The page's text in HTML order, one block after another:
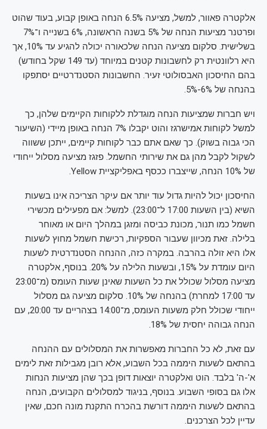
אלקטרה פאוור, למשל, מציעה 6.5% הנחה באופן קבוע, בעוד שהוט
ופרטנר מציעות הנחה של 5% בשנה הראשונה, 6% בשנייה ו־7%
בשלישית. סלקום מציעה הנחה שלכאורה יכולה להגיע עד 10%, אך
היא רלוונטית רק לחשבונות קטנים במיוחד (עד 149 שקל בחודש)
בהם החיסכון האבסולוטי זעיר. החשבונות הסטנדרטיים יסתפקו
בהנחה של 6%-5%.
ויש חברות שמציעות הנחה מוגדלת ללקוחות הקיימים שלהן, כך
למשל לקוחות אמישרגז והוט יקבלו 7% הנחה באופן מיידי (השיעור
הכי גבוה בשוק). כך שאם אתם כבר לקוחות קיימים, ייתכן ששווה
לשקול לקבל מהן גם את שירותי החשמל. פזגז מציעה מסלול ייחודי
של 10% הנחה, שייצברו ככסף באפליקציית Yellow.
החיסכון יכול להיות גדול עוד יותר אם עיקר הצריכה אינו בשעות
השיא (בין השעות 17:00 ל־‏23:00). למשל: אם מפעילים מכשירי
חשמל כמו תנור, מכונת כביסה ומזגן במהלך היום או מאוחר
בלילה. זאת מכיוון שעבור הספקיות, רכישת חשמל מחוץ לשעות
אלו היא זולה בהרבה. במקרה כזה, ההנחה הסטנדרטית לשעות
היום עומדת על 15%, ובשעות הלילה על 20%. בנוסף, אלקטרה
מציעה מסלול שכולל את כל השעות שאינן שעות העומס (מ־23:00
עד 17:00 למחרת) בהנחה של 10%. סלקום מציעה גם מסלול
ייחודי שכולל חלק משעות העומס, מ־14:00 בצהריים עד 20:00, עם
הנחה גבוהה יחסית של 18%.
עם זאת, לא כל החברות מאפשרות את המסלולים עם ההנחה
בהתאם לשעות היממה בכל השבוע, אלא רובן מגבילות זאת לימים
א'-ה' בלבד. הוט ואלקטרה יוצאות דופן בכך שהן מציעות הנחות
אלו גם בסופי השבוע. בנוסף, בניגוד למסלולים הקבועים, הנחה
בהתאם לשעות היממה דורשת בהכרח התקנת מונה חכם, שאין
עדיין לכל הצרכנים.